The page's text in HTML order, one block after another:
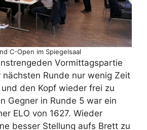
C-Open im Spiegelsaal
Vormittagspartie
Runde nur wenig Zeit
den Kopf wieder frei zu
Gegner in Runde 5 war ein
ELO von 1627. Wieder
besser Stellung aufs Brett zu